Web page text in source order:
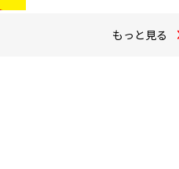
もっと見る